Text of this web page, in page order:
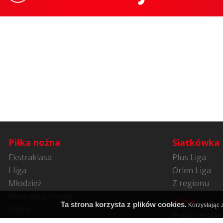
Piłka nożna
Ekstraklasa
I liga
Młodzież
Siatkówka
Plus Liga
Orlen Liga
Z regionu
Hokej
Polska Hokej
Ta strona korzysta z plików cookies. Korzystając